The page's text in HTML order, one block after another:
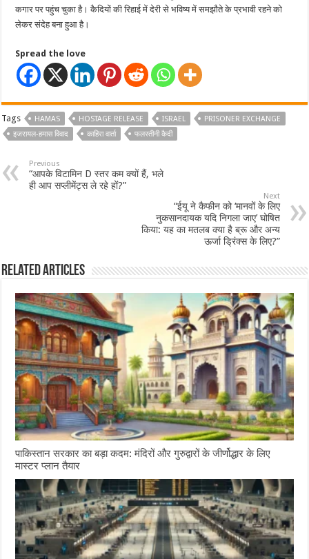
कगार पर पहुंच चुका है। कैदियों की रिहाई में देरी से भविष्य में समझौते के प्रभावी रहने को
लेकर संदेह बना हुआ है।
Spread the love
Tags HAMAS HOSTAGE RELEASE ISRAEL
PRISONER EXCHANGE
इजरायल-हमास विवाद
काहिरा वार्ता फलस्तीनी कैदी
Previous
“आपके विटामिन D स्तर कम क्यों हैं, भले
ही आप सप्लीमेंट्स ले रहे हों?”
Next
“ईयू ने कैफीन को ‘मानवों के लिए
नुकसानदायक यदि निगला जाए’ घोषित
किया: यह का मतलब क्या है ब्रू और अन्य
ऊर्जा ड्रिंक्स के लिए?”
Related Articles
पाकिस्तान सरकार का बड़ा कदम: मंदिरों और गुरुद्वारों के जीर्णोद्धार के लिए
मास्टर प्लान तैयार